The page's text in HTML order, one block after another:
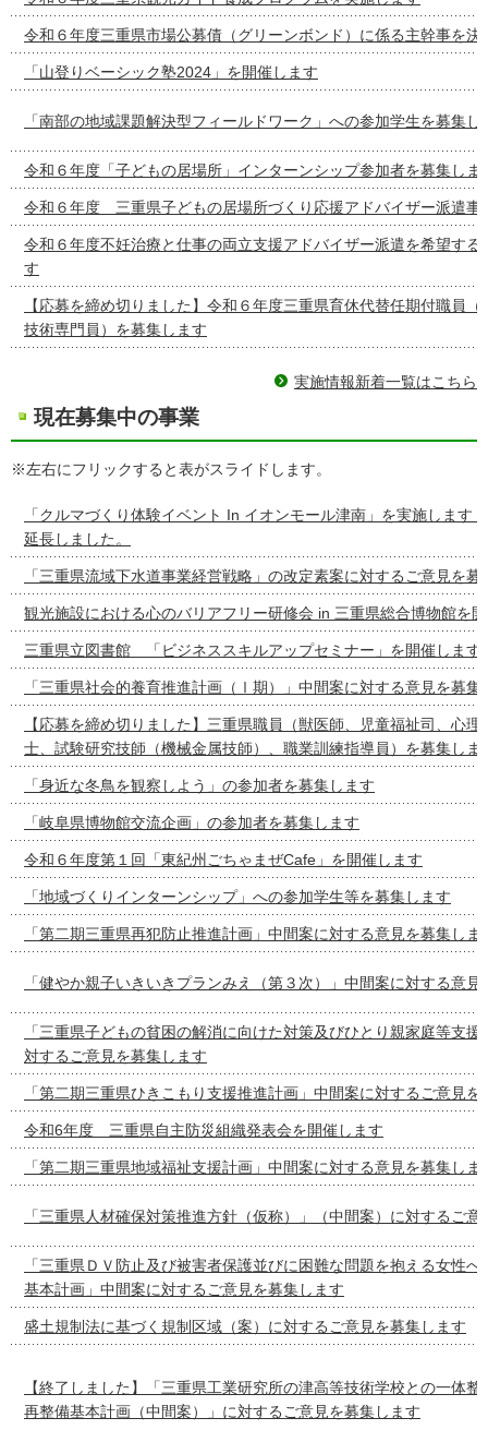
令和６年度三重県市場公募債（グリーンボンド）に係る主幹事を決
「山登りベーシック塾2024」を開催します
「南部の地域課題解決型フィールドワーク」への参加学生を募集し
令和６年度「子どもの居場所」インターンシップ参加者を募集しま
令和６年度 三重県子どもの居場所づくり応援アドバイザー派遣事
令和６年度不妊治療と仕事の両立支援アドバイザー派遣を希望する
す
【応募を締め切りました】令和６年度三重県育休代替任期付職員
技術専門員）を募集します
実施情報新着一覧はこちら
現在募集中の事業
※左右にフリックすると表がスライドします。
「クルマづくり体験イベント In イオンモール津南」を実施しま
延長しました。
「三重県流域下水道事業経営戦略」の改定素案に対するご意見を募
観光施設における心のバリアフリー研修会 in 三重県総合博物館を
三重県立図書館 「ビジネススキルアップセミナー」を開催します
「三重県社会的養育推進計画（Ⅰ期）」中間案に対する意見を募集
【応募を締め切りました】三重県職員（獣医師、児童福祉司、心理
士、試験研究技師（機械金属技師）、職業訓練指導員）を募集しま
「身近な冬鳥を観察しよう」の参加者を募集します
「岐阜県博物館交流企画」の参加者を募集します
令和６年度第１回「東紀州ごちゃまぜCafe」を開催します
「地域づくりインターンシップ」への参加学生等を募集します
「第二期三重県再犯防止推進計画」中間案に対する意見を募集しま
「健やか親子いきいきプランみえ（第３次）」中間案に対する意見
「三重県子どもの貧困の解消に向けた対策及びひとり親家庭等支
対するご意見を募集します
「第二期三重県ひきこもり支援推進計画」中間案に対するご意見を
令和6年度 三重県自主防災組織発表会を開催します
「第二期三重県地域福祉支援計画」中間案に対する意見を募集しま
「三重県人材確保対策推進方針（仮称）」（中間案）に対するご
「三重県ＤＶ防止及び被害者保護並びに困難な問題を抱える女性
基本計画」中間案に対するご意見を募集します
盛土規制法に基づく規制区域（案）に対するご意見を募集します
【終了しました】「三重県工業研究所の津高等技術学校との一体
再整備基本計画（中間案）」に対するご意見を募集します